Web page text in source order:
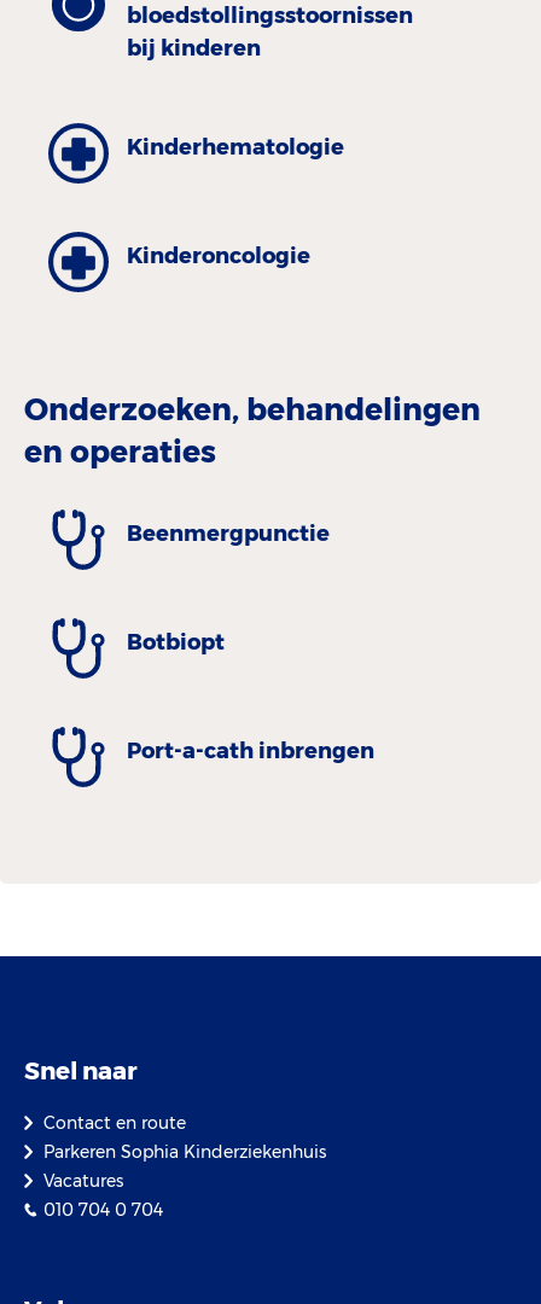
bloedstollingsstoornissen
bij kinderen
Kinder­hematologie
Kinderoncologie
Onderzoeken, behandelingen
en operaties
Beenmergpunctie
Botbiopt
Port-a-cath inbrengen
Snel naar
Contact en route
Parkeren Sophia Kinderziekenhuis
Vacatures
010 704 0 704